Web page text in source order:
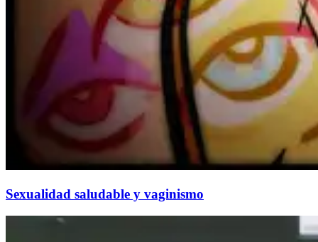
Sexualidad saludable y vaginismo